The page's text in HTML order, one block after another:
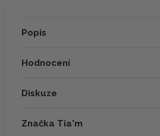
Popis
Hodnocení
Diskuze
Značka Tia'm